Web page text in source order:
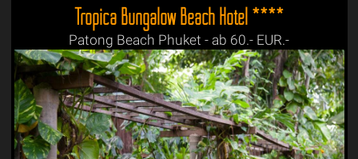
Tropica Bungalow Beach Hotel ****
Patong Beach Phuket - ab 60.- EUR.-